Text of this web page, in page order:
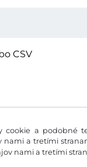
cookie a podobné
nami a tretími
nami a tretími
CSV